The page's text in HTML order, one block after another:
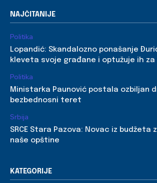
NAJČITANIJE
Politika
Lopandić: Skandalozno ponašanje
kleveta svoje građane i optužuje ih
Politika
Ministarka Paunović postala ozbiljan
bezbednosni teret
Srbija
SRCE Stara Pazova: Novac iz budžeta
naše opštine
KATEGORIJE